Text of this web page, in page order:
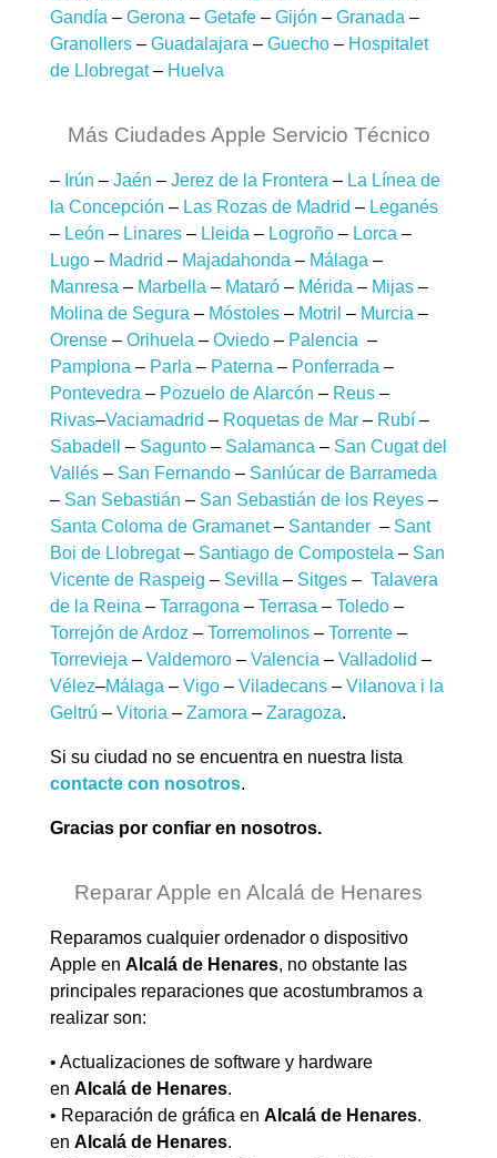
Gandía – Gerona – Getafe – Gijón – Granada –
Granollers – Guadalajara – Guecho – Hospitalet
de Llobregat– Huelva
Más Ciudades Apple Servicio Técnico
– Irún – Jaén – Jerez de la Frontera – La Línea de
la Concepción – Las Rozas de Madrid – Leganés
– León – Linares – Lleida – Logroño – Lorca –
Lugo – Madrid – Majadahonda – Málaga –
Manresa – Marbella – Mataró – Mérida – Mijas –
Molina de Segura – Móstoles – Motril – Murcia –
Orense – Orihuela – Oviedo – Palencia –
Pamplona – Parla – Paterna – Ponferrada –
Pontevedra – Pozuelo de Alarcón – Reus –
Rivas–Vaciamadrid – Roquetas de Mar – Rubí –
Sabadell
– Sagunto – Salamanca – San Cugat del
Vallés – San Fernando – Sanlúcar de Barrameda
– San Sebastián – San Sebastián de los Reyes –
Santa Coloma de Gramanet– Santander – Sant
Boi de Llobregat– Santiago de Compostela – San
Vicente de Raspeig – Sevilla – Sitges – Talavera
de la Reina – Tarragona – Terrasa – Toledo –
Torrejón de Ardoz – Torremolinos – Torrente –
Torrevieja – Valdemoro – Valencia – Valladolid –
Vélez–Málaga – Vigo – Viladecans – Vilanova i la
Geltrú – Vitoria – Zamora – Zaragoza.
Si su ciudad no se encuentra en nuestra lista
contacte con nosotros.
Gracias por confiar en nosotros.
Reparar Apple en Alcalá de Henares
Reparamos cualquier ordenador o dispositivo
Apple en Alcalá de Henares, no obstante las
principales reparaciones que acostumbramos a
realizar son:
• Actualizaciones de software y hardware
en Alcalá de Henares.
• Reparación de gráfica en Alcalá de Henares.​
en Alcalá de Henares.